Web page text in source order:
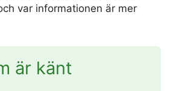
var informationen är mer
är känt